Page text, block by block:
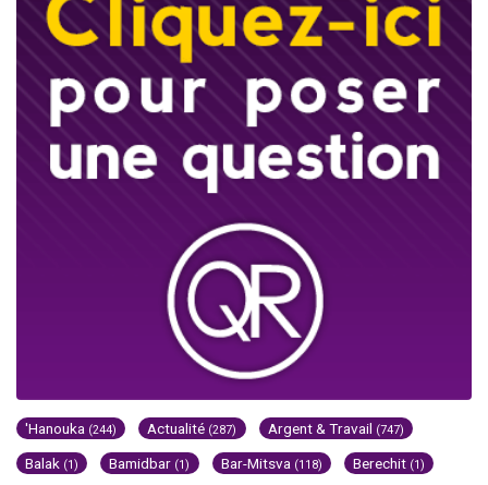
'Hanouka (244) Actualité (287) Argent & Travail (747)
Balak (1) Bamidbar (1) Bar-Mitsva (118) Berechit (1)